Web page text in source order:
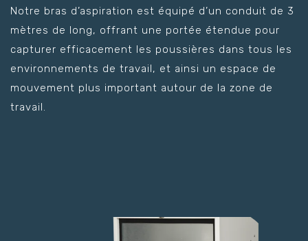
Notre bras d’aspiration est équipé d’un conduit de 3
mètres de long, offrant une portée étendue pour
capturer efficacement les poussières dans tous les
environnements de travail, et ainsi un espace de
mouvement plus important autour de la zone de
travail.